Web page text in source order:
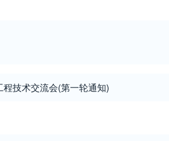
技术交流会(第一轮通知)